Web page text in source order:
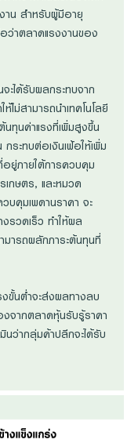
าน สำหรับผู้มีอายุ
ว่าตลาดแรงงานของ
ะได้รับผลกระทบจาก
ม่สามารถนำเทคโนโลยี
นทุนค่าแรงที่เพิ่มสูงขึ้น
ระทบต่อเงินเฟ้อให้เพิ่ม
ยู่ภายใต้การควบคุม
กษตร, และหมวด
บคุมเพดานราคา จะ
รวดเร็ว ทำให้ผล
มารถผลักภาระต้นทุนที่
งขั้นต่ำจะส่งผลทางลบ
จากตลาดหุ้นรับรู้ราคา
นว่ากลุ่มค้าปลีกจะได้รับ